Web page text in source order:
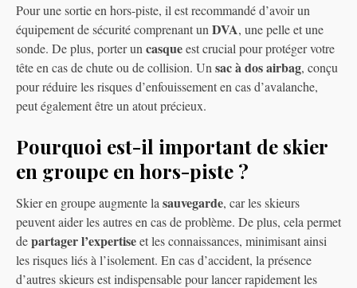
Pour une sortie en hors-piste, il est recommandé d’avoir un
équipement de sécurité comprenant un DVA, une pelle et une
sonde. De plus, porter un casqueest crucial pour protéger votre
tête en cas de chute ou de collision. Un sac à dos airbag, conçu
pour réduire les risques d’enfouissement en cas d’avalanche,
peut également être un atout précieux.
Pourquoi est-il important de skier
en groupe en hors-piste ?
Skier en groupe augmente la sauvegarde, car les skieurs
peuvent aider les autres en cas de problème. De plus, cela permet
departager l’expertiseet les connaissances, minimisant ainsi
les risques liés à l’isolement. En cas d’accident, la présence
d’autres skieurs est indispensable pour lancer rapidement les